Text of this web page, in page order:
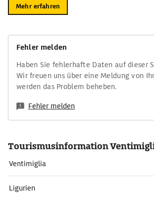
Mehr erfahren
Fehler melden
Haben Sie fehlerhafte Daten auf dieser
Wir freuen uns über eine Meldung von
werden das Problem beheben.
Fehler melden
Tourismusinformation
Ventimiglia
Ligurien